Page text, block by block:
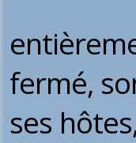
fermé,
ses